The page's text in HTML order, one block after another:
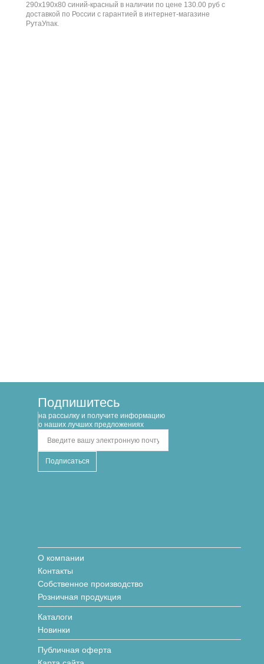
290x190x80 синий-красный в наличии по цене 130.00 руб с
доставкой по России с гарантией в интернет-магазине
РутаУпак.
Подпишитесь
на рассылку и получите информацию
о наших лучших предложениях
О компании
Контакты
Собственное производство
Розничная продукция
Каталоги
Новинки
Публичная оферта